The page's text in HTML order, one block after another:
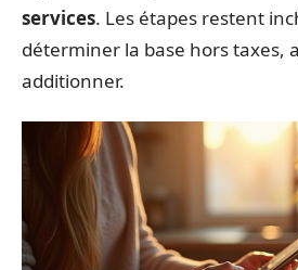
services. Les étapes restent
déterminer la base hors taxes,
additionner.